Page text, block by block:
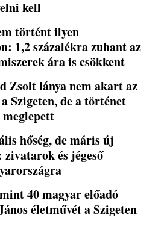
kell
történt ilyen
1,2 százalékra zuhant az
ára is csökkent
Zsolt lánya nem akart az
Szigeten, de a történet
hőség, de máris új
zivatarok és jégeső
40 magyar előadó
életművét a Szigeten